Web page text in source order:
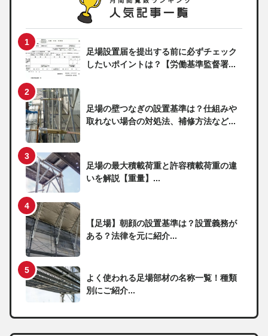
足場設置届を提出する前に必ずチェック
したいポイントは？【労働基準監督署...
足場の壁つなぎの設置基準は？仕組みや
取れない場合の対処法、補修方法など...
足場の最大積載荷重と許容積載荷重の違
いを解説【重量】...
【足場】朝顔の設置基準は？設置義務が
ある？法律を元に紹介...
よく使われる足場部材の名称一覧！種類
別にご紹介...